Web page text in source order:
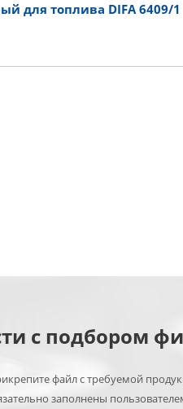
для топлива DIFA 6409/1
с подбором
файл с требуемой
заполнены